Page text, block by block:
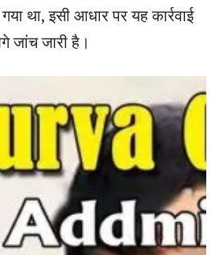
था, इसी आधार पर यह कार्रवाई
जांच जारी है।